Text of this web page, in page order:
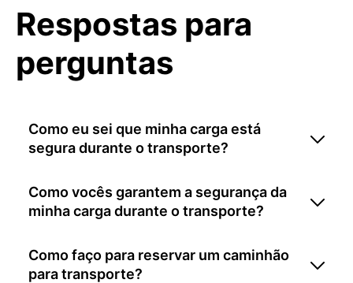
Respostas para
perguntas
Como eu sei que minha carga está
segura durante o transporte?
Como vocês garantem a segurança da
minha carga durante o transporte?
Como faço para reservar um caminhão
para transporte?